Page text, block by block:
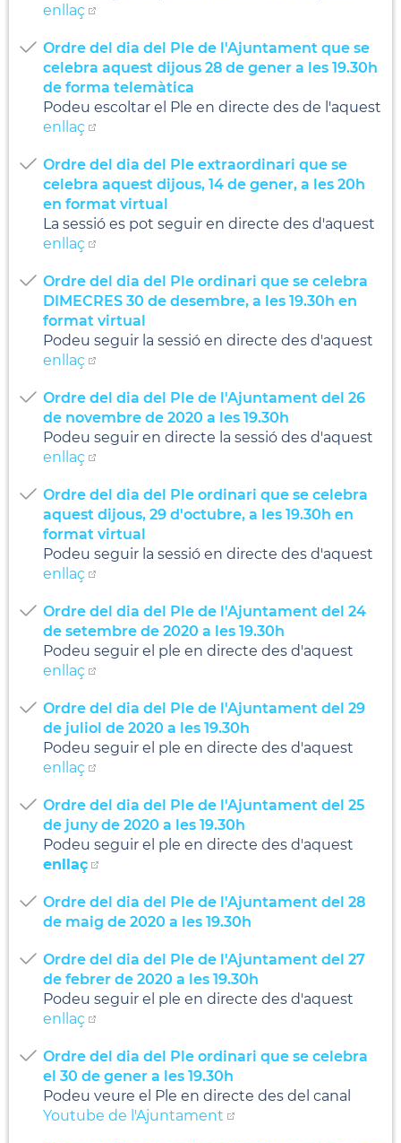
enllaç
Ordre del dia del Ple de l'Ajuntament que se
celebra aquest dijous 28 de gener a les 19.30h
de forma telemàtica
Podeu escoltar el Ple en directe des de l'aquest
enllaç
Ordre del dia del Ple extraordinari que se
celebra aquest dijous, 14 de gener, a les 20h
en format virtual
La sessió es pot seguir en directe des d'aquest
enllaç
Ordre del dia del Ple ordinari que se celebra
DIMECRES 30 de desembre, a les 19.30h en
format virtual
Podeu seguir la sessió en directe des d'aquest
enllaç
Ordre del dia del Ple de l'Ajuntament del 26
de novembre de 2020 a les 19.30h
Podeu seguir en directe la sessió des d'aquest
enllaç
Ordre del dia del Ple ordinari que se celebra
aquest dijous, 29 d'octubre, a les 19.30h en
format virtual
Podeu seguir la sessió en directe des d'aquest
enllaç
Ordre del dia del Ple de l'Ajuntament del 24
de setembre de 2020 a les 19.30h
Podeu seguir el ple en directe des d'aquest
enllaç
Ordre del dia del Ple de l'Ajuntament del 29
de juliol de 2020 a les 19.30h
Podeu seguir el ple en directe des d'aquest
enllaç
Ordre del dia del Ple de l'Ajuntament del 25
de juny de 2020 a les 19.30h
Podeu seguir el ple en directe des d'aquest
enllaç
Ordre del dia del Ple de l'Ajuntament del 28
de maig de 2020 a les 19.30h
Ordre del dia del Ple de l'Ajuntament del 27
de febrer de 2020 a les 19.30h
Podeu seguir el ple en directe des d'aquest
enllaç
Ordre del dia del Ple ordinari que se celebra
el 30 de gener a les 19.30h
Podeu veure el Ple en directe des del canal
Youtube de l'Ajuntament